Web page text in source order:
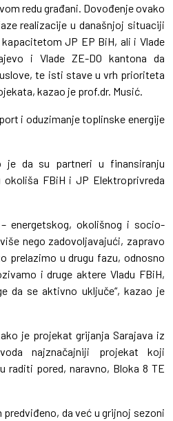
redu građani. Dovođenje ovako
realizacije u današnjoj situaciji
JP EP BiH, ali i Vlade
i Vlade ZE-DO kantona da
te isti stave u vrh prioriteta
kazao je prof.dr. Musić.
i oduzimanje toplinske energije
je da su partneri u finansiranju
FBiH i JP Elektroprivreda
energetskog, okolišnog i socio-
nego zadovoljavajući, zapravo
prelazimo u drugu fazu, odnosno
i druge aktere Vladu FBiH,
da se aktivno uključe“, kazao je
je projekat grijanja Sarajava iz
najznačajniji projekat koji
raditi pored, naravno, Bloka 8 TE
predviđeno, da već u grijnoj sezoni